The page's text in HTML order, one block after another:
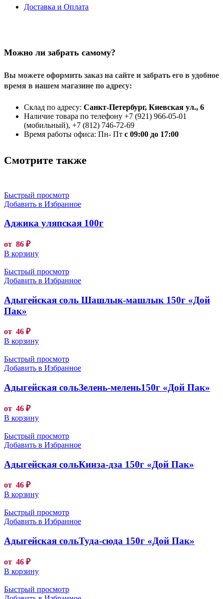
Доставка и Оплата
Можно ли забрать самому?
Вы можете оформить заказ на сайте и забрать его в удобное
время в нашем магазине по адресу:
Склад по адресу: Санкт-Петербург, Киевская ул., 6
Наличие товара по телефону +7 (921) 966-05-01
(мобильный), +7 (812) 746-72-69
Время работы офиса: Пн- Пт с 09:00 до 17:00
Смотрите также
Быстрый просмотр
Добавить в Избранное
Аджика уляпская 100г
от 86 ₽
В корзину
Быстрый просмотр
Добавить в Избранное
Адыгейская соль Шашлык-машлык 150г «Дой
Пак»
от 46 ₽
В корзину
Быстрый просмотр
Добавить в Избранное
Адыгейская сольЗелень-мелень150г «Дой Пак»
от 46 ₽
В корзину
Быстрый просмотр
Добавить в Избранное
Адыгейская сольКинза-дза 150г «Дой Пак»
от 46 ₽
В корзину
Быстрый просмотр
Добавить в Избранное
Адыгейская сольТуда-сюда 150г «Дой Пак»
от 46 ₽
В корзину
Быстрый просмотр